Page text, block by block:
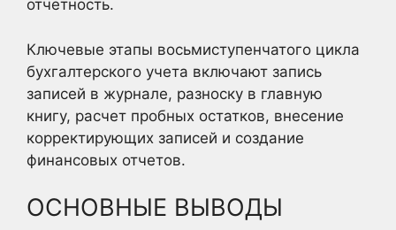
отчетность.
Ключевые этапы восьмиступенчатого цикла
бухгалтерского учета включают запись
записей в журнале, разноску в главную
книгу, расчет пробных остатков, внесение
корректирующих записей и создание
финансовых отчетов.
ОСНОВНЫЕ ВЫВОДЫ